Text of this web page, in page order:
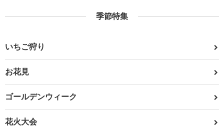
季節特集
いちご狩り
お花見
ゴールデンウィーク
花火大会